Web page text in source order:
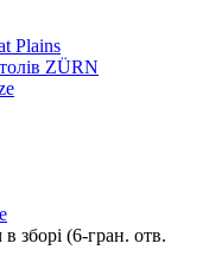
Plains
ZÜRN
зборі (6-гран. отв.